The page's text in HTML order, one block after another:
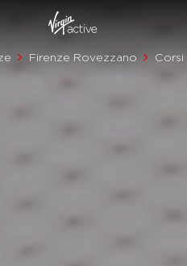
Firenze Rovezzano Corsi